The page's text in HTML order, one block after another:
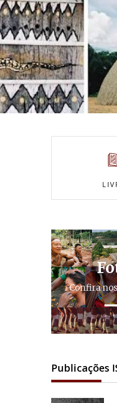
Confira
Publicações